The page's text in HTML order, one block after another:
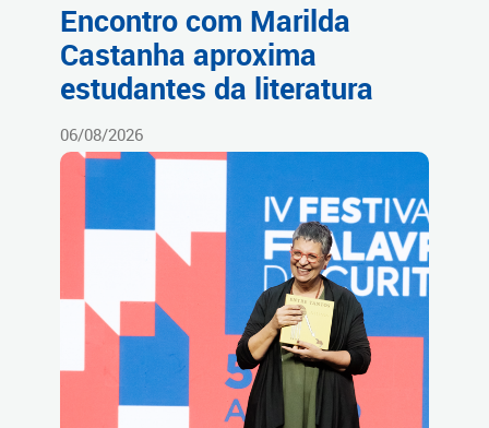
Encontro com Marilda
Castanha aproxima
estudantes da literatura
06/08/2026